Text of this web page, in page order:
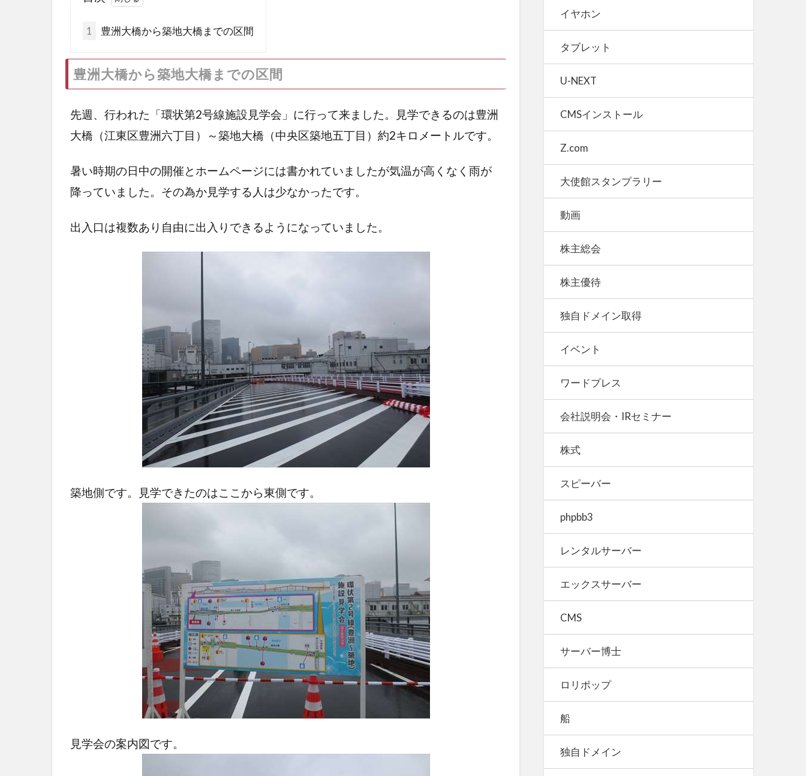
1 豊洲大橋から築地大橋までの区間
豊洲大橋から築地大橋までの区間
先週、行われた「環状第2号線施設見学会」に行って来ました。見学できるのは豊洲
大橋（江東区豊洲六丁目）～築地大橋（中央区築地五丁目）約2キロメートルです。
暑い時期の日中の開催とホームページには書かれていましたが気温が高くなく雨が
降っていました。その為か見学する人は少なかったです。
出入口は複数あり自由に出入りできるようになっていました。
築地側です。見学できたのはここから東側です。
見学会の案内図です。
イヤホン
タブレット
U-NEXT
CMSインストール
Z.com
大使館スタンプラリー
動画
株主総会
株主優待
独自ドメイン取得
イベント
ワードプレス
会社説明会・IRセミナー
株式
スピーバー
phpbb3
レンタルサーバー
エックスサーバー
CMS
サーバー博士
ロリポップ
船
独自ドメイン